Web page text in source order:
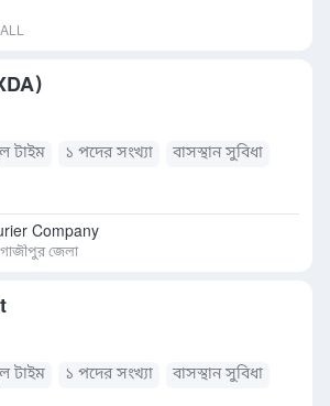
ALL
টাইম ১ পদের সংখ্যা
বাসস্থান সুবিধা
Company
গাজীপুর জেলা
টাইম ১ পদের সংখ্যা
বাসস্থান সুবিধা